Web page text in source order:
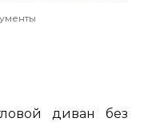
диван без